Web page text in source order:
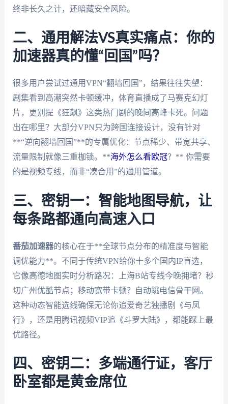
终非长久之计，还暗藏安全风险。
二、通用解法VS真实痛点：你的
加速器真的懂“回国”吗？
很多用户尝试过通用VPN“翻墙回国”，结果往往失望：
剧集看到高潮突然卡顿缓冲，体育直播成了马赛克幻灯
片，更别提《狂飙》这类热门剧的晚间高峰卡死。问题
出在哪里？大部分VPN只为跨国连接设计，没有针对
**“逆向翻墙回国”**的专属优化：节点稀少、带宽共享、
流量限制就像三重枷锁。**海外怎么看欧冠？** 你需要
的是视频专线，而非“凑合用”的通用管道。
三、密钥一：智能地图导航，让
每条路都通向高速入口
番茄加速器的核心在于**全球节点分布的精准度与智能
调优能力**。不同于传统VPN给你十多个国内IP盲选，
它像高德地图实时分析路况：上海B站专线今晚拥堵？秒
切广州优酷节点；移动宽带卡顿？自动跳电信骨干网。
这种动态智能选线确保无论你追爱奇艺独播剧《与凤
行》，还是用腾讯视频VIP追《斗罗大陆》，都能踩上最
优路径。
四、密钥二：多端通行证，客厅
卧室都是黄金席位